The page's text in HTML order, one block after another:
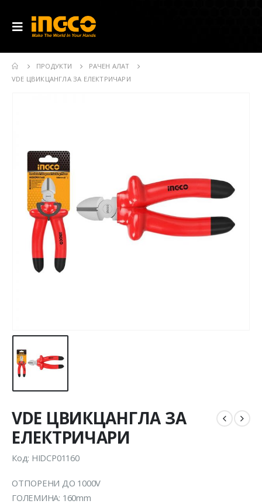
ПРОДУКТИ
РАЧЕН АЛАТ
VDE ЦВИКЦАНГЛА ЗА ЕЛЕКТРИЧАРИ
VDE ЦВИКЦАНГЛА ЗА
ЕЛЕКТРИЧАРИ
Код: HIDCP01160
ОТПОРЕНИ ДО 1000V
ГОЛЕМИНА: 160mm